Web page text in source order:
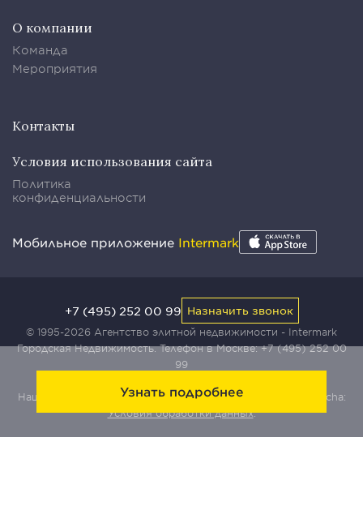
Узнать подробнее
О компании
Команда
Мероприятия
Контакты
Условия использования сайта
Политика
конфиденциальности
Мобильное приложение Intermark
© 1995-2026 Агентство элитной недвижимости - Intermark
Городская Недвижимость. Телефон в Москве:+7 (495) 252 00
99
Наш сайт защищен с помощью сервиса Yandex SmartCaptcha:
Условия обработки данных.
+7 (495) 252 00 99 Назначить звонок